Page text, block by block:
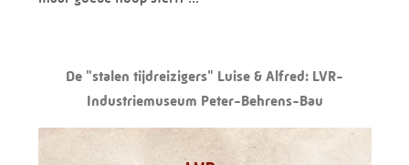
De "stalen tijdreizigers" Luise & Alfred: LVR-
Industriemuseum Peter-Behrens-Bau